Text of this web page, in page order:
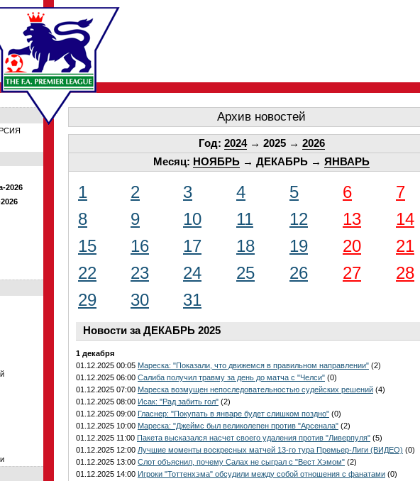
Архив новостей
Год: 2024→ 2025 → 2026
Месяц: НОЯБРЬ → ДЕКАБРЬ → ЯНВАРЬ
1 2 3 4 5 6
7
8
9 10 11 12 13
14
15
16 17 18 19 20
21
22
23 24 25 26 27
28
29
30 31
Новости за ДЕКАБРЬ 2025
1 декабря
01.12.2025 00:05 Мареска: "Показали, что движемся в правильном направлении" (2)
01.12.2025 06:00 Салиба получил травму за день до матча с "Челси" (0)
01.12.2025 07:00 Мареска возмущен непоследовательностью судейских решений (4)
01.12.2025 08:00 Исак: "Рад забить гол" (2)
01.12.2025 09:00 Гласнер: "Покупать в январе будет слишком поздно" (0)
01.12.2025 10:00 Мареска: "Джеймс был великолепен против "Арсенала" (2)
01.12.2025 11:00 Пакета высказался насчет своего удаления против "Ливерпуля" (5)
01.12.2025 12:00 Лучшие моменты воскресных матчей 13-го тура Премьер-Лиги (ВИДЕО) (0)
01.12.2025 13:00 Слот объяснил, почему Салах не сыграл с "Вест Хэмом" (2)
01.12.2025 14:00 Игроки "Тоттенхэма" обсудили между собой отношения с фанатами (0)
2026